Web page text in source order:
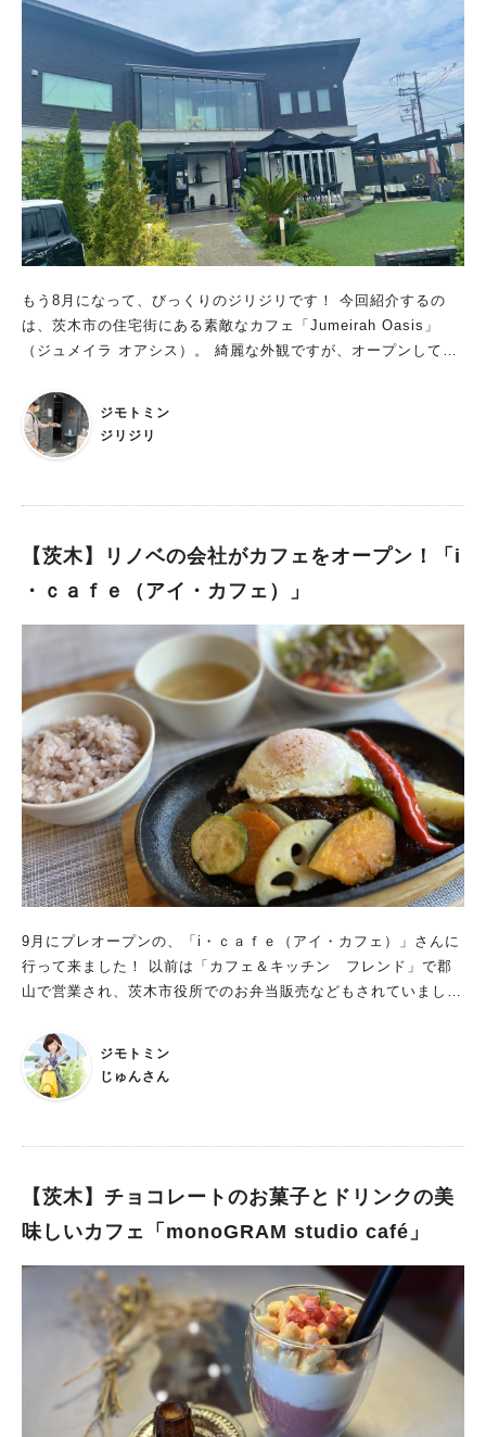
同カフェオーナーの原田絵理さん。 FICベースの山口富士夫さん
は「カフェの誕生をきっかけに今後はマルシェやイベントも開催
したい」と期待します。
もう8月になって、びっくりのジリジリです！ 今回紹介するの
は、茨木市の住宅街にある素敵なカフェ「Jumeirah Oasis」
（ジュメイラ オアシス）。 綺麗な外観ですが、オープンしてか
ジモトミン
ジリジリ
【茨木】リノベの会社がカフェをオープン！「i
・ｃａｆｅ（アイ・カフェ）」
9月にプレオープンの、「i・ｃａｆｅ（アイ・カフェ）」さんに
行って来ました！ 以前は「カフェ＆キッチン フレンド」で郡
山で営業され、茨木市役所でのお弁当販売などもされていまし
内は明るくモダンな雰囲気で、とってもいい感じ！ ソファー
や、イスがお洒落で、ゆっくりくつろげるのも、嬉しいポイント
です！ ランチメニューは、日替わり、ハンバーグプレート、ス
て、焼き野菜もいい！ そして、この日の日替わりは、チキンの
っとしっかり焼けてて、美味しく、野菜もたっぷりです！(写真
のミニサラダは、ハンバーグプレートのやつなので、付いてきま
せん) ライスが雑穀米なのも嬉しいですね！
ジモトミン
じゅんさん
【茨木】チョコレートのお菓子とドリンクの美
味しいカフェ「monoGRAM studio café」